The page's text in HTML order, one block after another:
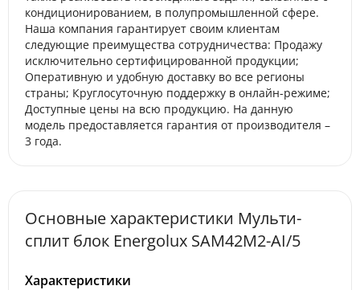
кондиционированием, в полупромышленной сфере.
Наша компания гарантирует своим клиентам
следующие преимущества сотрудничества: Продажу
исключительно сертифицированной продукции;
Оперативную и удобную доставку во все регионы
страны; Круглосуточную поддержку в онлайн-режиме;
Доступные цены на всю продукцию. На данную
модель предоставляется гарантия от производителя –
3 года.
Основные характеристики Мульти-
сплит блок Energolux SAM42M2-AI/5
Характеристики